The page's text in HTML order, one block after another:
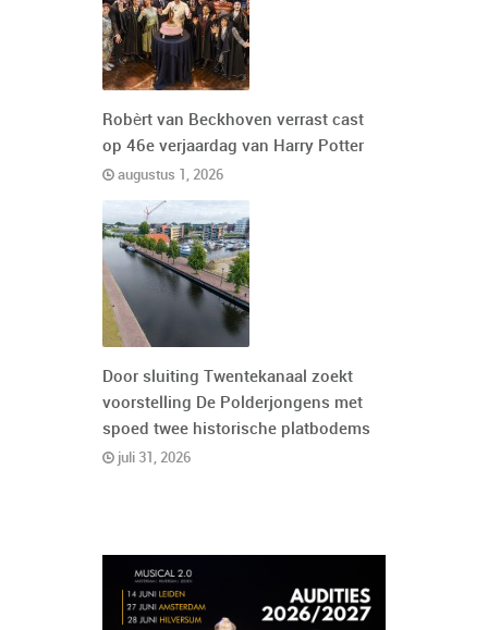
Robèrt van Beckhoven verrast cast
op 46e verjaardag van Harry Potter
augustus 1, 2026
Door sluiting Twentekanaal zoekt
voorstelling De Polderjongens met
spoed twee historische platbodems
juli 31, 2026